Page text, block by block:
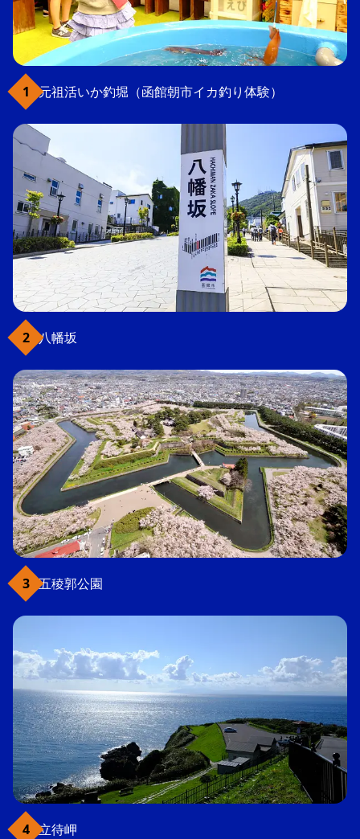
元祖活いか釣堀（函館朝市イカ釣り体験）
八幡坂
五稜郭公園
立待岬